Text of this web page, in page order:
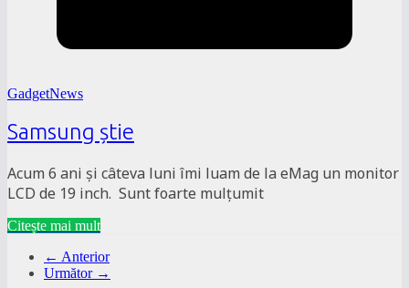
GadgetNews
Samsung știe
Acum 6 ani și câteva luni îmi luam de la eMag un monitor
LCD de 19 inch. Sunt foarte mulțumit
Citește mai mult
← Anterior
Următor →